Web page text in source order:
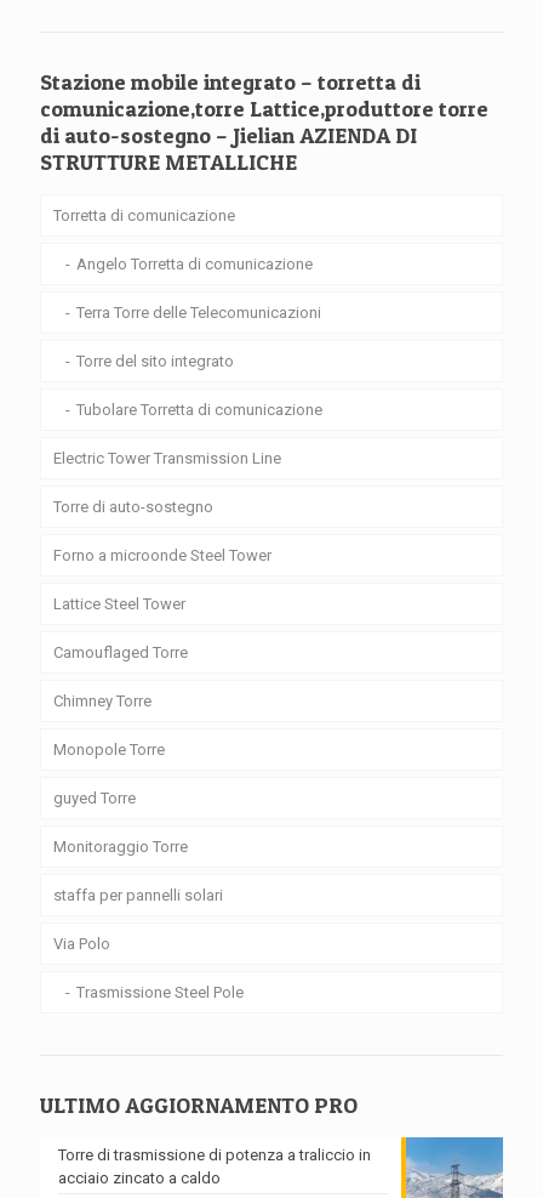
Stazione mobile integrato – torretta di
comunicazione,torre Lattice,produttore torre
di auto-sostegno – Jielian AZIENDA DI
STRUTTURE METALLICHE
Torretta di comunicazione
Angelo Torretta di comunicazione
Terra Torre delle Telecomunicazioni
Torre del sito integrato
Tubolare Torretta di comunicazione
Electric Tower Transmission Line
Torre di auto-sostegno
Forno a microonde Steel Tower
Lattice Steel Tower
Camouflaged Torre
Chimney Torre
Monopole Torre
guyed Torre
Monitoraggio Torre
staffa per pannelli solari
Via Polo
Trasmissione Steel Pole
ULTIMO AGGIORNAMENTO PRO
Torre di trasmissione di potenza a traliccio in
acciaio zincato a caldo